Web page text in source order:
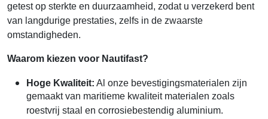
getest op sterkte en duurzaamheid, zodat u verzekerd bent
van langdurige prestaties, zelfs in de zwaarste
omstandigheden.
Waarom kiezen voor Nautifast?
Hoge Kwaliteit: Al onze bevestigingsmaterialen zijn
gemaakt van maritieme kwaliteit materialen zoals
roestvrij staal en corrosiebestendig aluminium.